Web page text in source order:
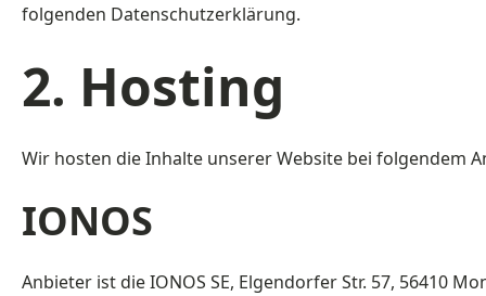
folgenden Datenschutzerklärung.
2. Hosting
Wir hosten die Inhalte unserer Website bei folgendem
IONOS
Anbieter ist die IONOS SE, Elgendorfer Str. 57, 56410